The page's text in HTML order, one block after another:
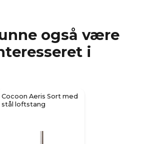
også være
i
Cocoon Aeris Sort med
stål loftstang